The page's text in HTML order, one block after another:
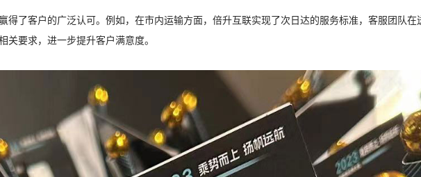
得了客户的广泛认可。例如，在市内运输方面，倍升互联实现了次日达的服务标准，客服团队在
要求，进一步提升客户满意度。